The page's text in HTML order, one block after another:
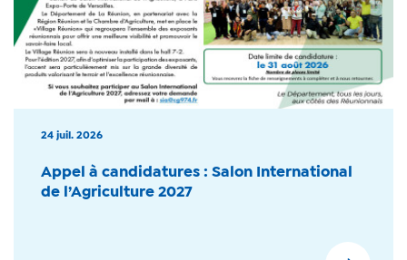
24 juil. 2026
Appel à candidatures : Salon International
de l’Agriculture 2027